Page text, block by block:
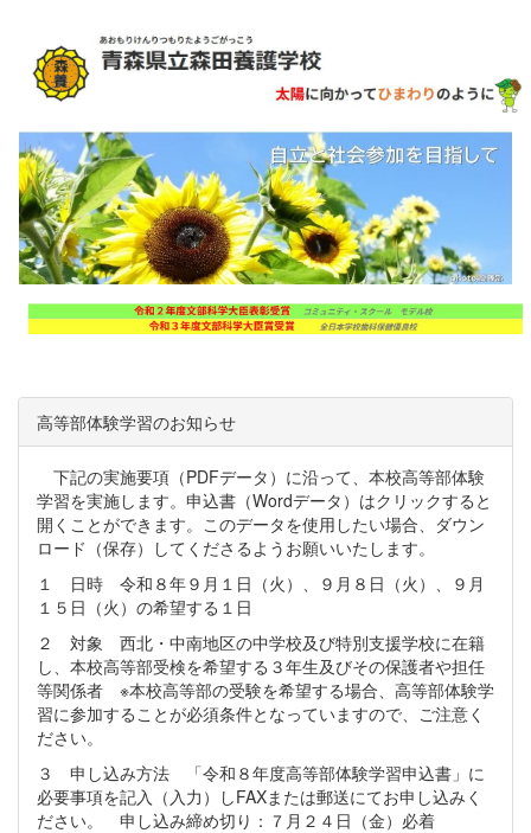
高等部体験学習のお知らせ
下記の実施要項（PDFデータ）に沿って、本校高等部体験
学習を実施します。申込書（Wordデータ）はクリックすると
開くことができます。このデータを使用したい場合、ダウン
ロード（保存）してくださるようお願いいたします。
１ 日時 令和８年９月１日（火）、９月８日（火）、９月
１５日（火）の希望する１日
２ 対象 西北・中南地区の中学校及び特別支援学校に在籍
し、本校高等部受検を希望する３年生及びその保護者や担任
等関係者 ※本校高等部の受験を希望する場合、高等部体験学
習に参加することが必須条件となっていますので、ご注意く
ださい。
３ 申し込み方法 「令和８年度高等部体験学習申込書」に
必要事項を記入（入力）しFAXまたは郵送にてお申し込みく
ださい。 申し込み締め切り：７月２４日（金）必着